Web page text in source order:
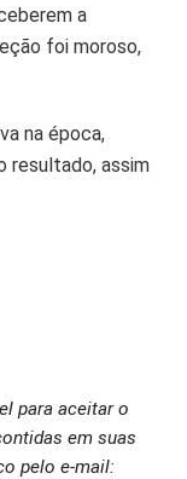
a
foi moroso,
na época,
resultado, assim
para aceitar o
em suas
pelo e-mail: